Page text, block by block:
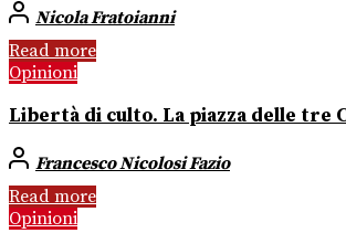
Nicola Fratoianni
Read more
Opinioni
Libertà di culto. La piazza delle tre
Francesco Nicolosi Fazio
Read more
Opinioni